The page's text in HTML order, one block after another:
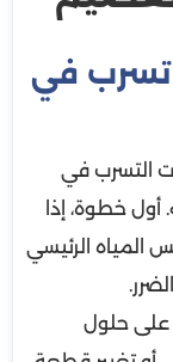
تسرب في
التسرب في
أول خطوة، إذا
المياه الرئيسي
على حلول